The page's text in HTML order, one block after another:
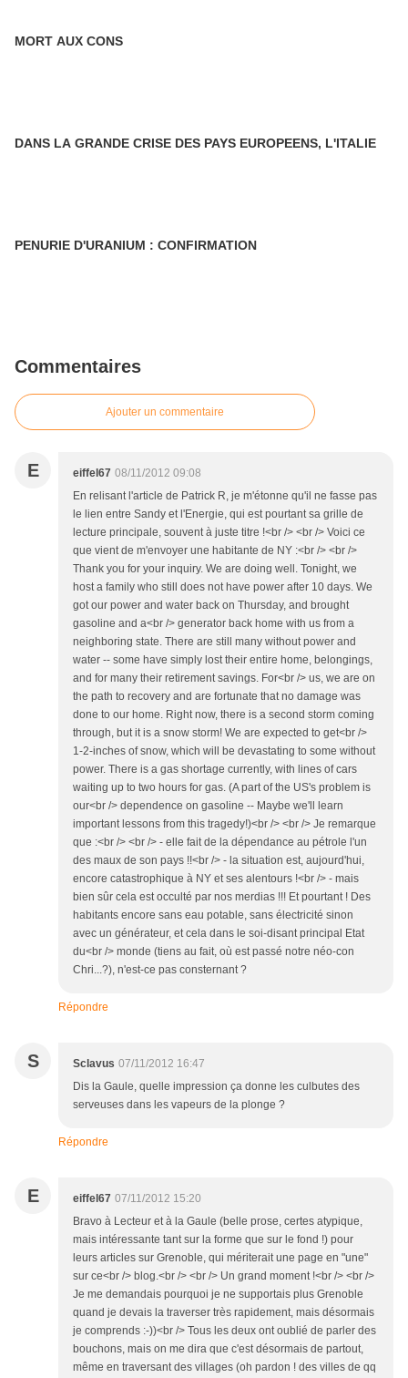
MORT AUX CONS
DANS LA GRANDE CRISE DES PAYS EUROPEENS, L'ITALIE
PENURIE D'URANIUM : CONFIRMATION
Commentaires
Ajouter un commentaire
E eiffel67 08/11/2012 09:08
En relisant l'article de Patrick R, je m'étonne qu'il ne fasse pas
le lien entre Sandy et l'Energie, qui est pourtant sa grille de
lecture principale, souvent à juste titre !<br /> <br /> Voici ce
que vient de m'envoyer une habitante de NY :<br /> <br />
Thank you for your inquiry. We are doing well. Tonight, we
host a family who still does not have power after 10 days. We
got our power and water back on Thursday, and brought
gasoline and a<br /> generator back home with us from a
neighboring state. There are still many without power and
water -- some have simply lost their entire home, belongings,
and for many their retirement savings. For<br /> us, we are on
the path to recovery and are fortunate that no damage was
done to our home. Right now, there is a second storm coming
through, but it is a snow storm! We are expected to get<br />
1-2-inches of snow, which will be devastating to some without
power. There is a gas shortage currently, with lines of cars
waiting up to two hours for gas. (A part of the US's problem is
our<br /> dependence on gasoline -- Maybe we'll learn
important lessons from this tragedy!)<br /> <br /> Je remarque
que :<br /> <br /> - elle fait de la dépendance au pétrole l'un
des maux de son pays !!<br /> - la situation est, aujourd'hui,
encore catastrophique à NY et ses alentours !<br /> - mais
bien sûr cela est occulté par nos merdias !!! Et pourtant ! Des
habitants encore sans eau potable, sans électricité sinon
avec un générateur, et cela dans le soi-disant principal Etat
du<br /> monde (tiens au fait, où est passé notre néo-con
Chri...?), n'est-ce pas consternant ?
Répondre
S Sclavus 07/11/2012 16:47
Dis la Gaule, quelle impression ça donne les culbutes des
serveuses dans les vapeurs de la plonge ?
Répondre
E eiffel67 07/11/2012 15:20
Bravo à Lecteur et à la Gaule (belle prose, certes atypique,
mais intéressante tant sur la forme que sur le fond !) pour
leurs articles sur Grenoble, qui mériterait une page en "une"
sur ce<br /> blog.<br /> <br /> Un grand moment !<br /> <br />
Je me demandais pourquoi je ne supportais plus Grenoble
quand je devais la traverser très rapidement, mais désormais
je comprends :-))<br /> Tous les deux ont oublié de parler des
bouchons, mais on me dira que c'est désormais de partout,
même en traversant des villages (oh pardon ! des villes de qq